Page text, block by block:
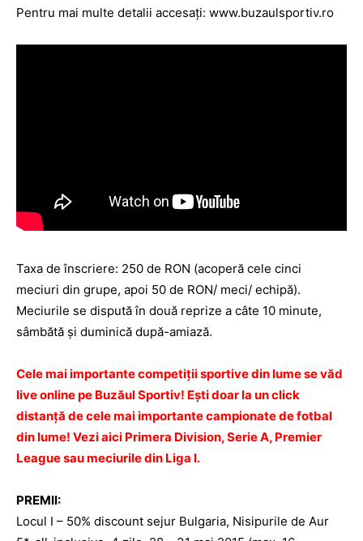
Pentru mai multe detalii accesaţi: www.buzaulsportiv.ro
Taxa de înscriere: 250 de RON (acoperă cele cinci
meciuri din grupe, apoi 50 de RON/ meci/ echipă).
Meciurile se dispută în două reprize a câte 10 minute,
sâmbătă şi duminică după-amiază.
Cele mai importante competiţii sportive din lume se văd
live online pe Buzăul Sportiv! Eşti doar la un click
distanţă de cele mai importante campionate de fotbal
din lume! Vezi aici Primera Division, Serie A, Premier
League sau meciurile din Liga I.
PREMII:
Locul I – 50% discount sejur Bulgaria, Nisipurile de Aur